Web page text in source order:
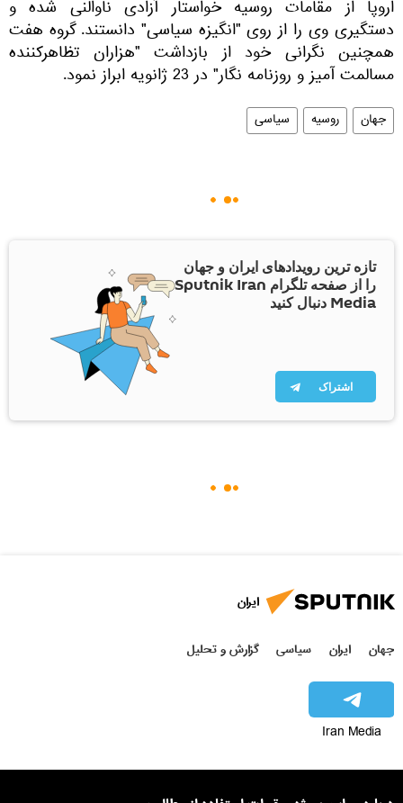
اروپا از مقامات روسیه خواستار آزادی ناوالنی شده و
دستگیری وی را از روی "انگیزه سیاسی" دانستند. گروه هفت
همچنین نگرانی خود از بازداشت "هزاران تظاهرکننده
مسالمت آمیز و روزنامه نگار" در 23 ژانویه ابراز نمود.
جهان روسیه سیاسی
تازه ترین رویدادهای ایران و جهان
را از صفحه تلگرام Sputnik Iran
Media دنبال کنید
اشتراک
ایران
جهان ایران سیاسی گزارش و تحلیل
Iran Media